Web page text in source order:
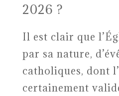
2026 ?
Il est clair que
par sa nature,
catholiques, dont
certainement